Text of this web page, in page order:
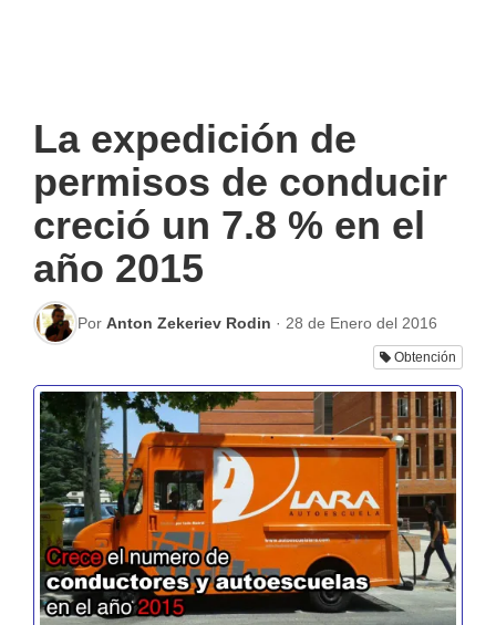
La expedición de
permisos de conducir
creció un 7.8 % en el
año 2015
Por Anton Zekeriev Rodin · 28 de Enero del 2016
Obtención